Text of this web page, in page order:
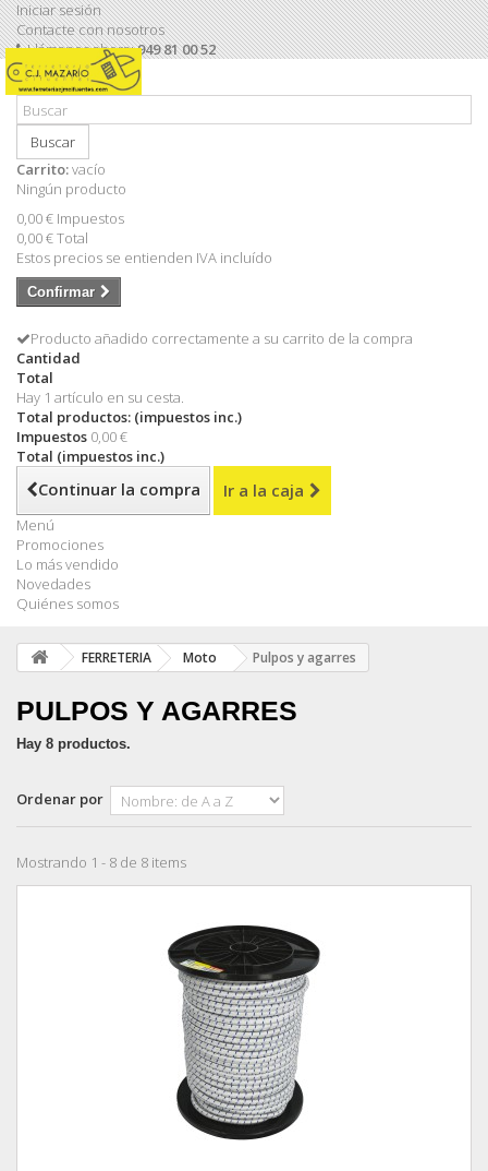
Iniciar sesión
Contacte con nosotros
Llámanos ahora:949 81 00 52
Buscar
Carrito:vacío
Ningún producto
0,00 € Impuestos
0,00 €Total
Estos precios se entienden IVA incluído
Confirmar
Producto añadido correctamente a su carrito de la compra
Cantidad
Total
Hay 1 artículo en su cesta.
Total productos: (impuestos inc.)
Impuestos 0,00 €
Total (impuestos inc.)
Continuar la compra Ir a la caja
Menú
Promociones
Lo más vendido
Novedades
Quiénes somos
FERRETERIA Moto Pulpos y agarres
PULPOS Y AGARRES
Hay 8 productos.
Ordenar por
Mostrando 1 - 8 de 8 items